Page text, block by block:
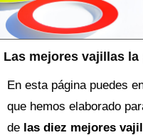
Las mejores vajillas la
En esta página puedes
que hemos elaborado
de las diez mejores